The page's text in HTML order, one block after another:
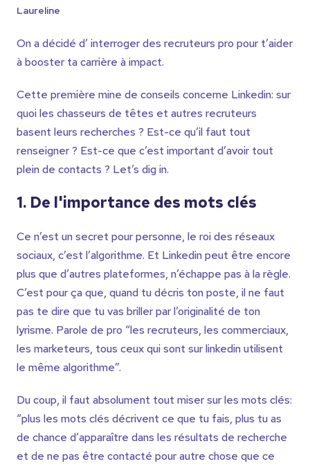
Laureline
On a décidé d’ interroger des recruteurs pro pour t’aider
à booster ta carrière à impact.
Cette première mine de conseils concerne Linkedin: sur
quoi les chasseurs de têtes et autres recruteurs
basent leurs recherches ? Est-ce qu’il faut tout
renseigner ? Est-ce que c’est important d’avoir tout
plein de contacts ? Let’s dig in.
1. De l'importance des mots clés
Ce n’est un secret pour personne, le roi des réseaux
sociaux, c’est l’algorithme. Et Linkedin peut être encore
plus que d’autres plateformes, n’échappe pas à la règle.
C’est pour ça que, quand tu décris ton poste, il ne faut
pas te dire que tu vas briller par l’originalité de ton
lyrisme. Parole de pro “les recruteurs, les commerciaux,
les marketeurs, tous ceux qui sont sur linkedin utilisent
le même algorithme”.
Du coup, il faut absolument tout miser sur les mots clés:
“plus les mots clés décrivent ce que tu fais, plus tu as
de chance d’apparaître dans les résultats de recherche
et de ne pas être contacté pour autre chose que ce